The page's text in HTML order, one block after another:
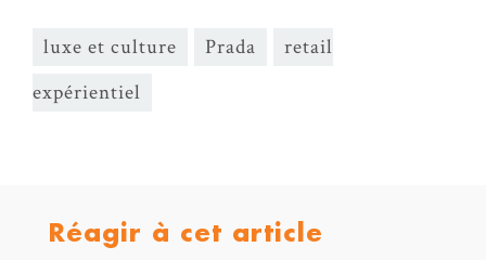
luxe et culture Prada
retail
expérientiel
Réagir à cet article